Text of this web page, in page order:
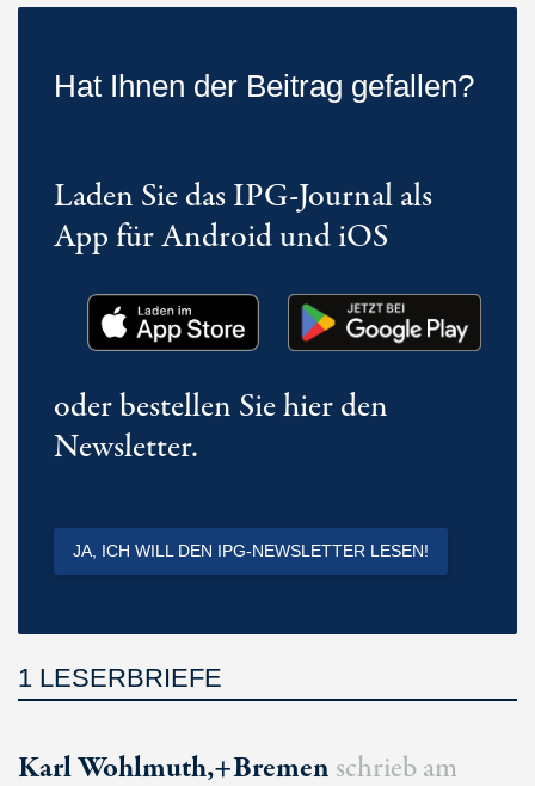
Hat Ihnen der Beitrag gefallen?
Laden Sie das IPG-Journal als
App für Android und iOS
oder bestellen Sie hier den
Newsletter.
JA, ICH WILL DEN IPG-NEWSLETTER LESEN!
1 LESERBRIEFE
Karl Wohlmuth,+Bremen schrieb am